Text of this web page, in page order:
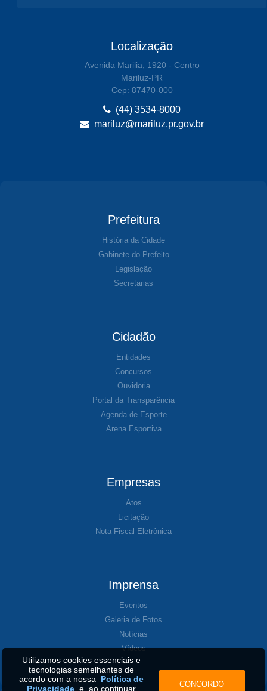
Localização
Avenida Marilia, 1920 - Centro
Mariluz-PR
Cep: 87470-000
(44) 3534-8000
mariluz@mariluz.pr.gov.br
Prefeitura
História da Cidade
Gabinete do Prefeito
Legislação
Secretarias
Cidadão
Entidades
Concursos
Ouvidoria
Portal da Transparência
Agenda de Esporte
Arena Esportiva
Empresas
Atos
Licitação
Nota Fiscal Eletrônica
Imprensa
Eventos
Galeria de Fotos
Notícias
Vídeos
Utilizamos cookies essenciais e
tecnologias semelhantes de
acordo com a nossa Política de
Privacidadee, ao continuar CONCORDO